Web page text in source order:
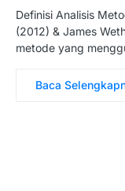
Definisi Analisis
(2012) & James
metode yang
Baca